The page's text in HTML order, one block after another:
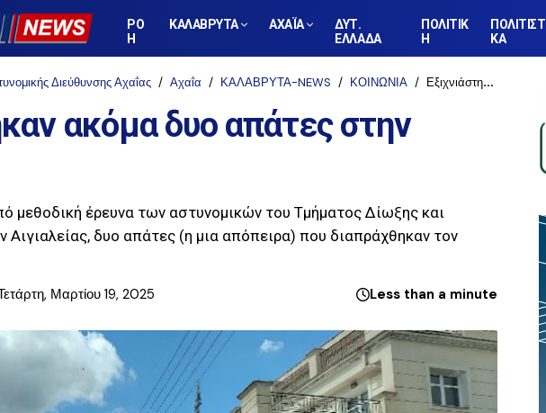
ΡΟ
Η
ΚΑΛΑΒΡΥΤΑ ΑΧΑΪΑ
ΔΥΤ.
ΕΛΛΑΔΑ
ΠΟΛΙΤΙΚ
Η
ΠΟΛΙΤΙΣΤΙ
ΚΑ
Διεύθυνσης Αχαΐας Αχαΐα ΚΑΛΑΒΡΥΤΑ-NEWS ΚΟΙΝΩΝΙΑ Εξιχνιάστηκαν ακόμα δυο απάτες στην Αιγιαλεία
ακόμα δυο απάτες στην
μεθοδική έρευνα των αστυνομικών του Τμήματος Δίωξης και
Αιγιαλείας, δυο απάτες (η μια απόπειρα) που διαπράχθηκαν τον
Μαρτίου 19, 2025 Less than a minute